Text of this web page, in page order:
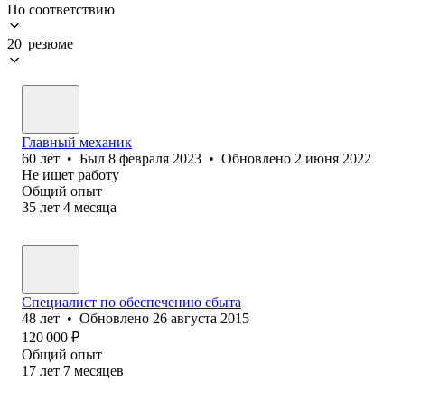
По соответствию
20 резюме
Главный механик
60 лет • Был 8 февраля 2023 • Обновлено 2 июня 2022
Не ищет работу
Общий опыт
35 лет 4 месяца
Специалист по обеспечению сбыта
48 лет • Обновлено 26 августа 2015
120 000 ₽
Общий опыт
17 лет 7 месяцев